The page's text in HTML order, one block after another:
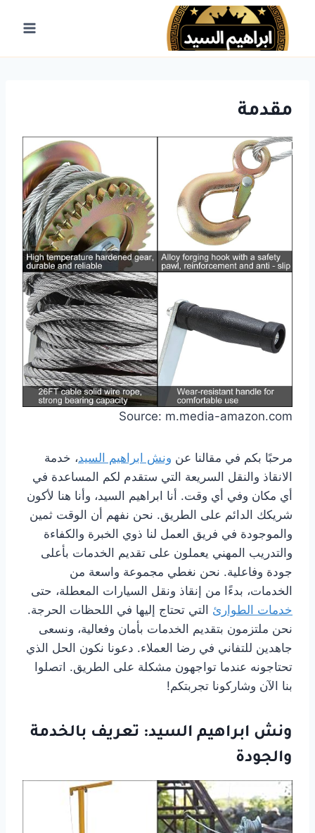
التجاوز
المحتوى
مقدمة
Source: m.media-amazon.com
مرحبًا بكم في مقالنا عن ونش ابراهيم السيد، خدمة
الانقاذ والنقل السريعة التي ستقدم لكم المساعدة في
أي مكان وفي أي وقت. أنا ابراهيم السيد، وأنا هنا لأكون
شريكك الدائم على الطريق. نحن نفهم أن الوقت ثمين
والموجودة في فريق العمل لنا ذوي الخبرة والكفاءة
والتدريب المهني يعملون على تقديم الخدمات بأعلى
جودة وفاعلية. نحن نغطي مجموعة واسعة من
الخدمات، بدءًا من إنقاذ ونقل السيارات المعطلة، حتى
خدمات الطوارئ التي تحتاج إليها في اللحظات الحرجة.
نحن ملتزمون بتقديم الخدمات بأمان وفعالية، ونسعى
جاهدين للتفاني في رضا العملاء. دعونا نكون الحل الذي
تحتاجونه عندما تواجهون مشكلة على الطريق. اتصلوا
بنا الآن وشاركونا تجربتكم!
ونش ابراهيم السيد: تعريف بالخدمة
والجودة